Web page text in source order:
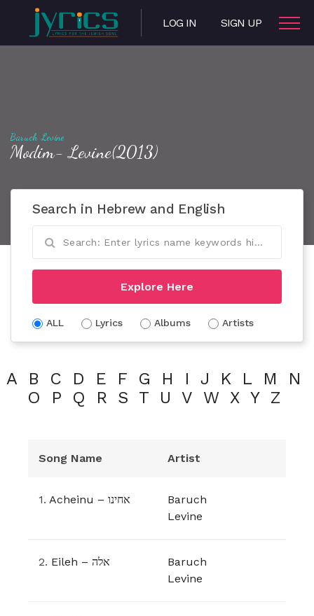
LOG IN SIGN UP
Baruch Levine
Modim- Levine(2013)
Search in Hebrew and English
Explore Here
ALL Lyrics Albums Artists
A B C D E F G H I J K L M
N
O
P Q R S T U V W X Y Z
Song Name Artist
1. Acheinu – אחינו
Baruch
Levine
2. Eileh – אלה
Baruch
Levine